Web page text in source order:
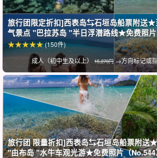
您可以选择近年来风靡全球的热门活动 SUP 和
典活动独木舟。
游览中使用的冲浪板和独木舟非常稳定，初学
旅行团限定折扣]西表岛⇆石垣岛船票附送★
气景点 "巴拉苏岛 "半日浮潜路线★免费照
成人（初中生及以上） 15,270円→方向标记或
(150件)
旅行团 限量折扣]西表岛⇆石垣岛船票附送
"由布岛 "水牛车观光游★免费照片（No.544